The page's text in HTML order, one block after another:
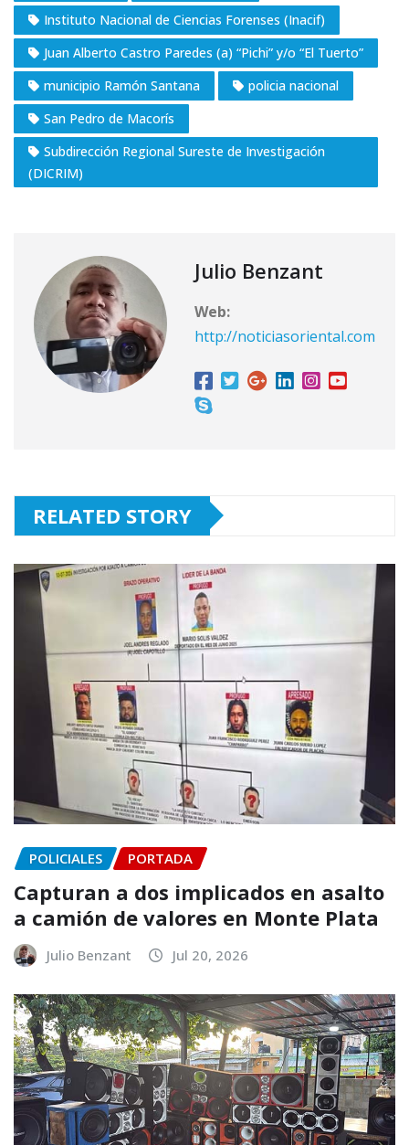
Instituto Nacional de Ciencias Forenses (Inacif)
Juan Alberto Castro Paredes (a) “Pichi” y/o “El Tuerto”
municipio Ramón Santana
policia nacional
San Pedro de Macorís
Subdirección Regional Sureste de Investigación
(DICRIM)
Julio Benzant
Web:
http://noticiasoriental.com
RELATED STORY
POLICIALES PORTADA
Capturan a dos implicados en asalto
a camión de valores en Monte Plata
Julio Benzant Jul 20, 2026